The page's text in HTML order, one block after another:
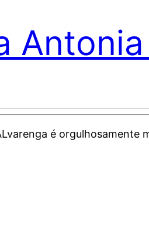
é orgulhosamente